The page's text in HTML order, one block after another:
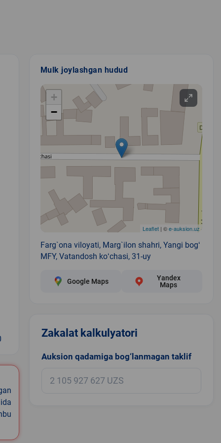
Mulk joylashgan hudud
+
−
Leaflet| ©e-auksion.uz
Farg`ona viloyati, Marg`ilon shahri, Yangi bogʻ
MFY, Vatandosh koʻchasi, 31-uy
Google Maps
Yandex
Maps
Zakalat kalkulyatori
Auksion qadamiga bog‘lanmagan taklif